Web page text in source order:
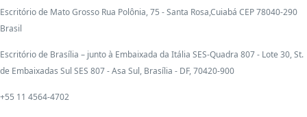
Escritório de Mato Grosso Rua Polônia, 75 - Santa Rosa,Cuiabá CEP 78040-290
Brasil
Escritório de Brasília – junto à Embaixada da Itália SES-Quadra 807 - Lote 30, St.
de Embaixadas Sul SES 807 - Asa Sul, Brasília - DF, 70420-900
+55 11 4564-4702